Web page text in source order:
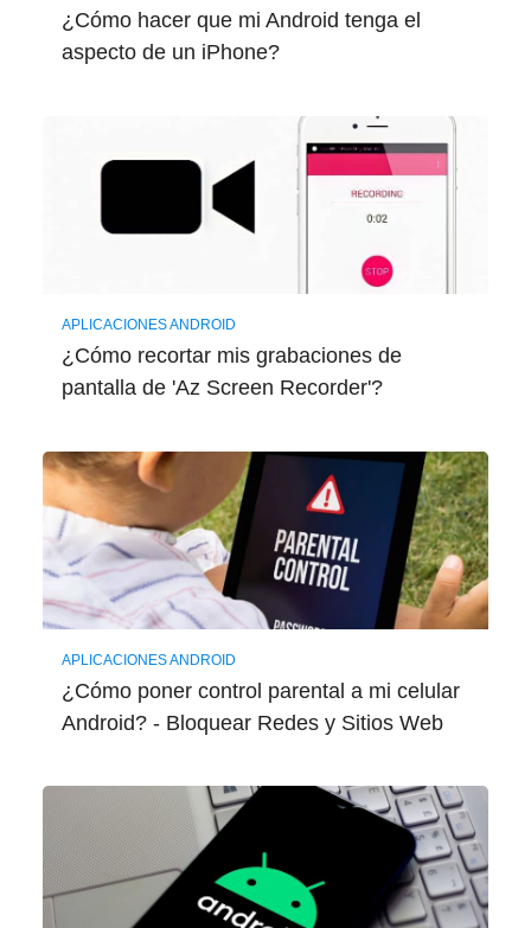
¿Cómo hacer que mi Android tenga el
aspecto de un iPhone?
APLICACIONES ANDROID
¿Cómo recortar mis grabaciones de
pantalla de 'Az Screen Recorder'?
APLICACIONES ANDROID
¿Cómo poner control parental a mi celular
Android? - Bloquear Redes y Sitios Web